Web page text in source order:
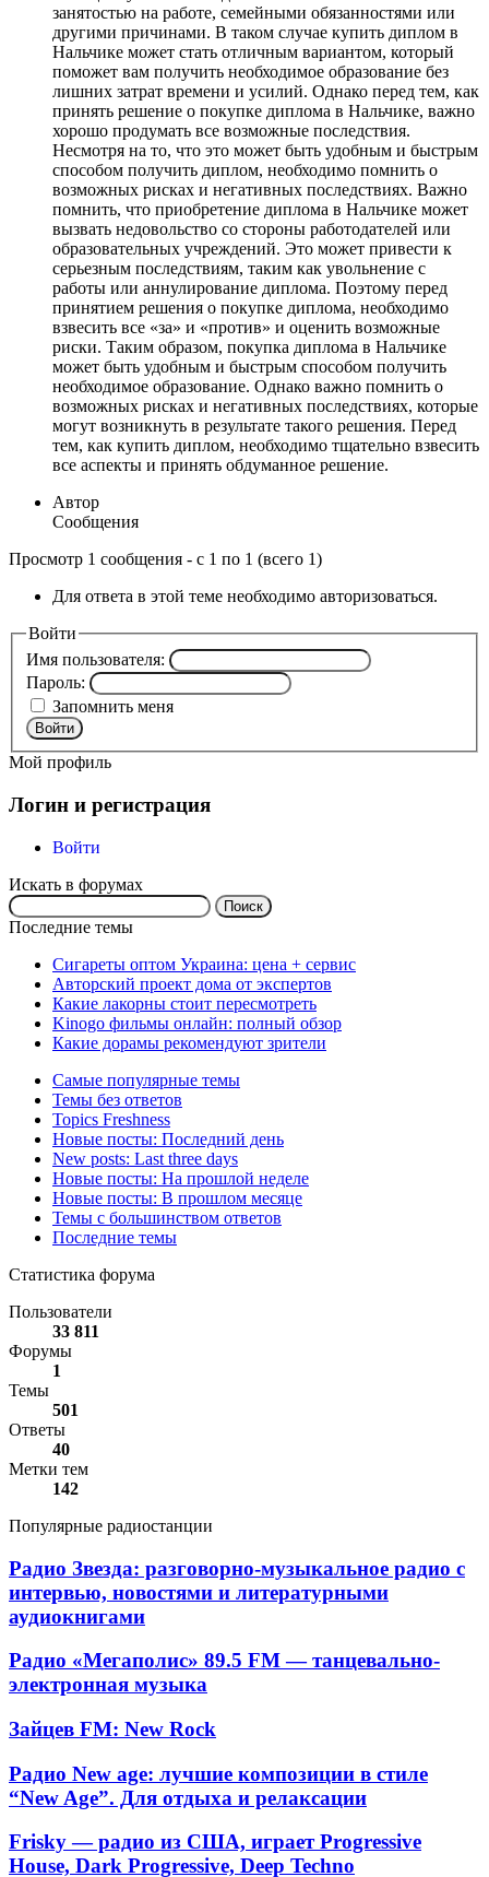
занятостью на работе, семейными обязанностями или
другими причинами. В таком случае купить диплом в
Нальчике может стать отличным вариантом, который
поможет вам получить необходимое образование без
лишних затрат времени и усилий. Однако перед тем, как
принять решение о покупке диплома в Нальчике, важно
хорошо продумать все возможные последствия.
Несмотря на то, что это может быть удобным и быстрым
способом получить диплом, необходимо помнить о
возможных рисках и негативных последствиях. Важно
помнить, что приобретение диплома в Нальчике может
вызвать недовольство со стороны работодателей или
образовательных учреждений. Это может привести к
серьезным последствиям, таким как увольнение с
работы или аннулирование диплома. Поэтому перед
принятием решения о покупке диплома, необходимо
взвесить все «за» и «против» и оценить возможные
риски. Таким образом, покупка диплома в Нальчике
может быть удобным и быстрым способом получить
необходимое образование. Однако важно помнить о
возможных рисках и негативных последствиях, которые
могут возникнуть в результате такого решения. Перед
тем, как купить диплом, необходимо тщательно взвесить
все аспекты и принять обдуманное решение.
Автор
Сообщения
Просмотр 1 сообщения - с 1 по 1 (всего 1)
Для ответа в этой теме необходимо авторизоваться.
Войти
Имя пользователя:
Пароль:
Запомнить меня
Войти
Мой профиль
Логин и регистрация
Войти
Искать в форумах
Поиск:
Последние темы
Сигареты оптом Украина: цена + сервис
Авторский проект дома от экспертов
Какие лакорны стоит пересмотреть
Kinogo фильмы онлайн: полный обзор
Какие дорамы рекомендуют зрители
Самые популярные темы
Темы без ответов
Topics Freshness
Новые посты: Последний день
New posts: Last three days
Новые посты: На прошлой неделе
Новые посты: В прошлом месяце
Темы с большинством ответов
Последние темы
Статистика форума
Пользователи
33 811
Форумы
1
Темы
501
Ответы
40
Метки тем
142
Популярные радиостанции
Радио
Звезда:
разговорно-
музыкальное
с
интервью,
и
литературными
Радио Звезда: разговорно-музыкальное радио с
интервью, новостями и литературными
аудиокнигами
Радио
«Мегаполис»
89.5
—
электронная
музыка
Радио «Мегаполис» 89.5 FM — танцевально-
электронная музыка
Зайцев
New
Rock
Зайцев FM: New Rock
Радио
New
age:
лучшие
композиции
в
Радио New age: лучшие композиции в стиле
“New Age”. Для отдыха и релаксации
Frisky
—
Frisky — радио из США, играет Progressive
House, Dark Progressive, Deep Techno